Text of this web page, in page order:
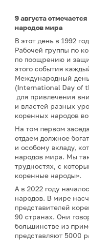
9 августа
народов мира
В этот день в 1992
Рабочей группы по
по поощрению и
этого события
Международный
(International Day of
для привлечения
и властей разных
коренных народов
На том первом
отдаем должное
и особому вкладу,
народов мира. Мы
трудностях, с
коренные народы».
А в 2022 году
народов. В мире
представителей
90 странах. Они
большинстве из
представляют 5000